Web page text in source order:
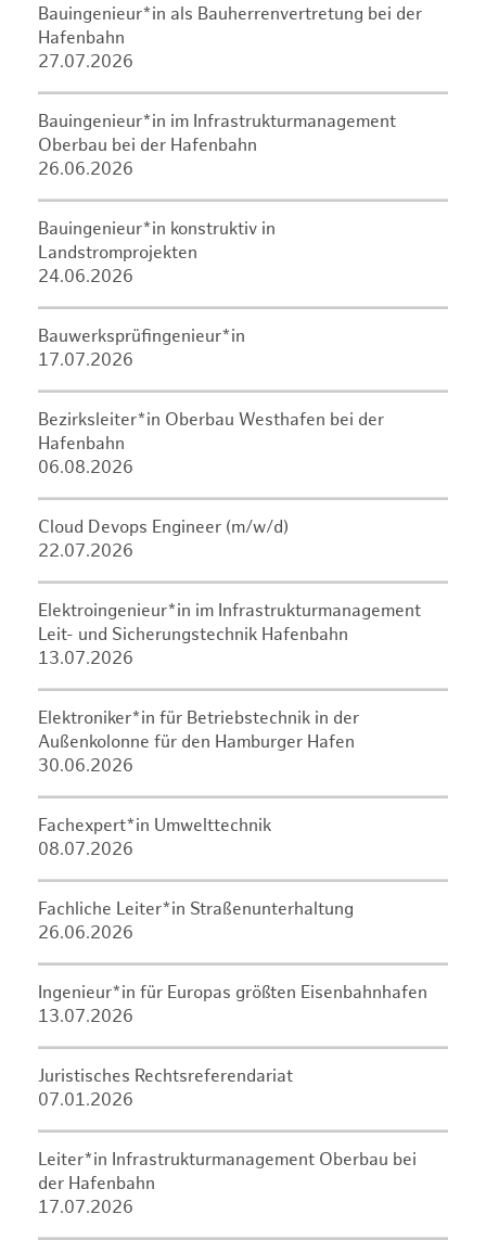
Bauingenieur*in als Bauherrenvertretung bei der
Hafenbahn
27.07.2026
Bauingenieur*in im Infrastrukturmanagement
Oberbau bei der Hafenbahn
26.06.2026
Bauingenieur*in konstruktiv in
Landstromprojekten
24.06.2026
Bauwerksprüfingenieur*in
17.07.2026
Bezirksleiter*in Oberbau Westhafen bei der
Hafenbahn
06.08.2026
Cloud Devops Engineer (m/w/d)
22.07.2026
Elektroingenieur*in im Infrastrukturmanagement
Leit- und Sicherungstechnik Hafenbahn
13.07.2026
Elektroniker*in für Betriebstechnik in der
Außenkolonne für den Hamburger Hafen
30.06.2026
Fachexpert*in Umwelttechnik
08.07.2026
Fachliche Leiter*in Straßenunterhaltung
26.06.2026
Ingenieur*in für Europas größten Eisenbahnhafen
13.07.2026
Juristisches Rechtsreferendariat
07.01.2026
Leiter*in Infrastrukturmanagement Oberbau bei
der Hafenbahn
17.07.2026